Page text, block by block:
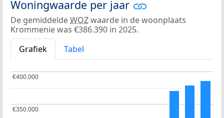
Woningwaarde per jaar
De gemiddeldeWOZwaarde in de woonplaats
Krommenie was €386.390 in 2025.
Grafiek
Tabel
€350.000
€350.000
€400.000
€400.000